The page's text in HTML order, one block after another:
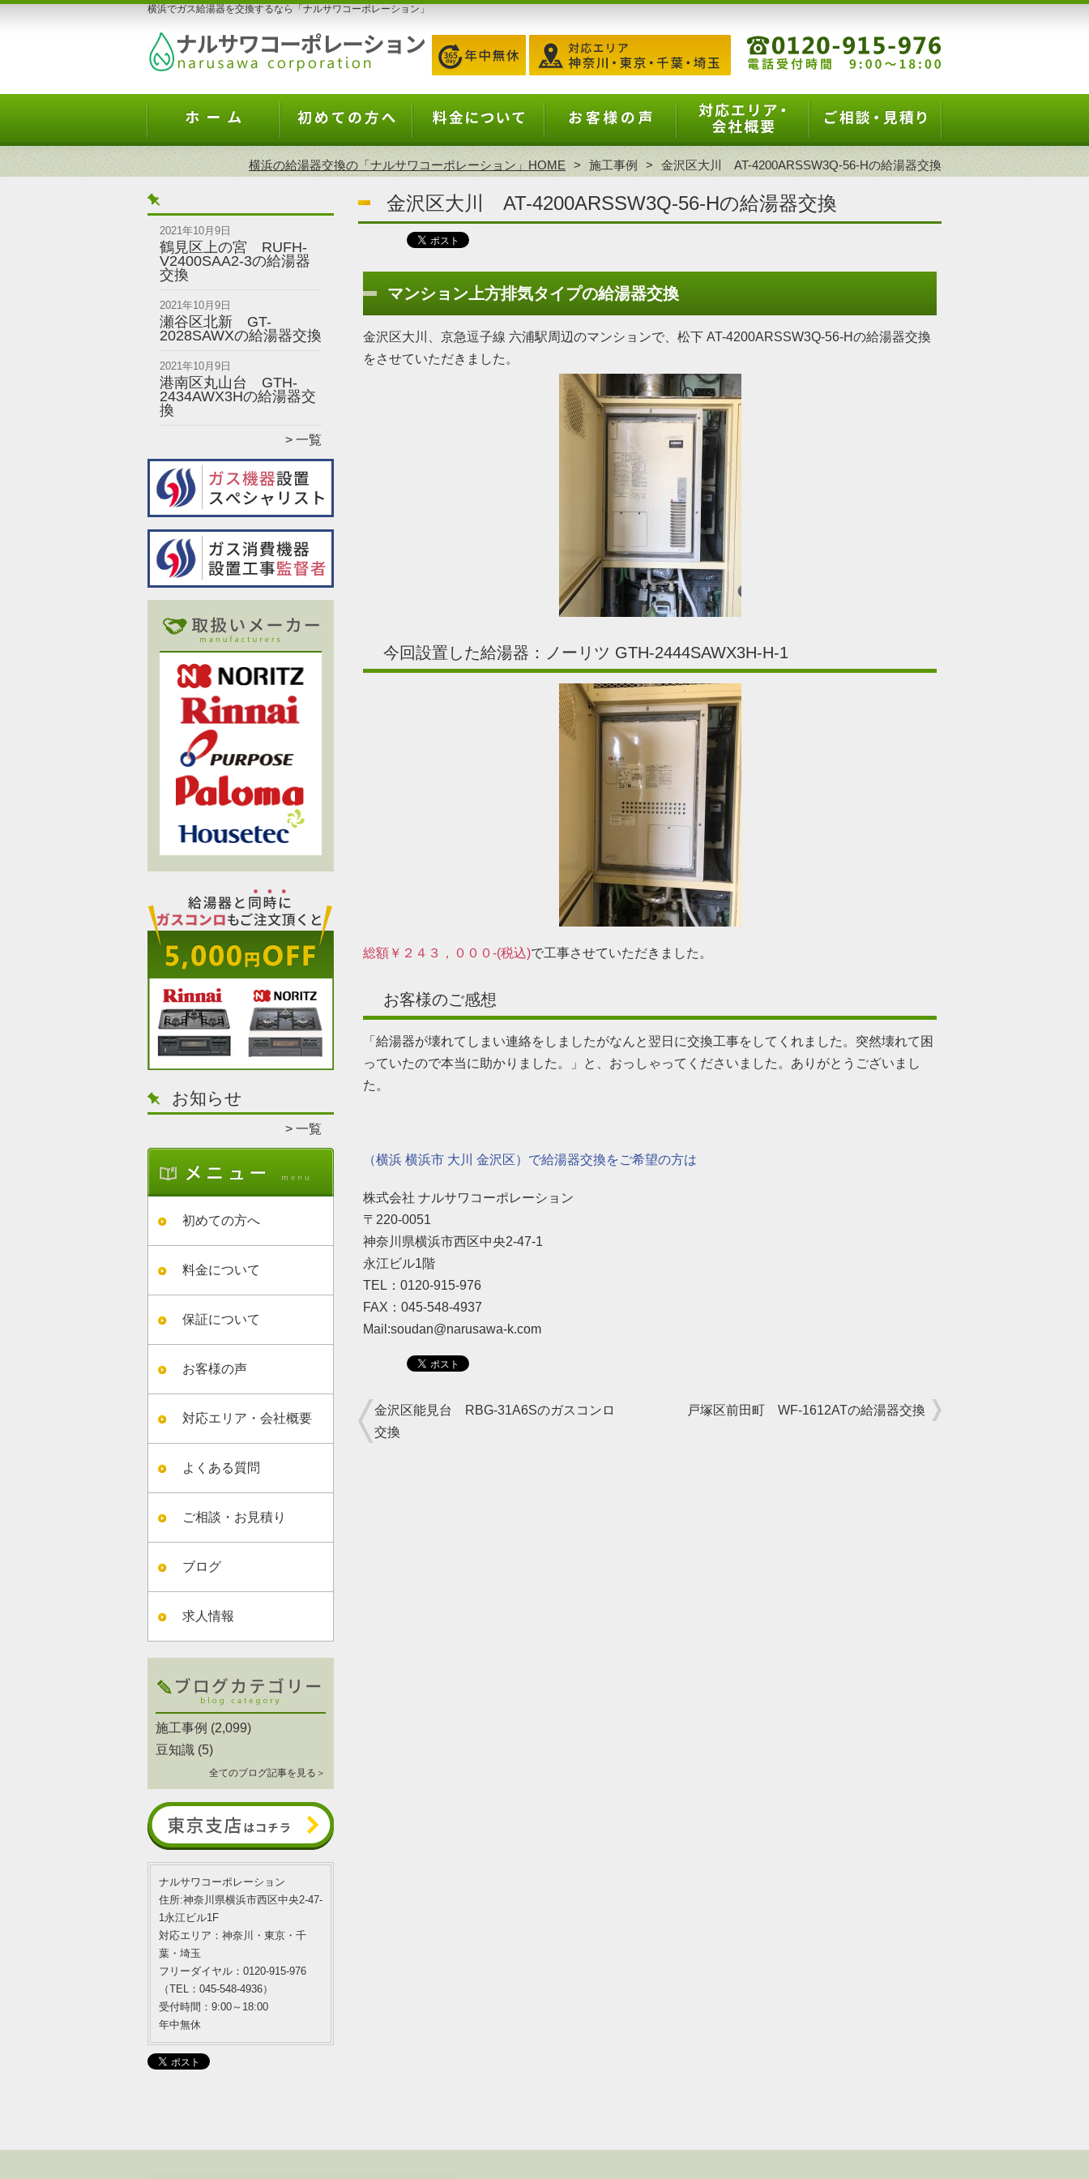
横浜でガス給湯器を交換するなら「ナルサワコーポレーション」
横浜の給湯器交換の「ナルサワコーポレーション」HOME 施工事例 金沢区大川 AT-4200ARSSW3Q-56-Hの給湯器交換
2021年10月9日
鶴見区上の宮 RUFH-
V2400SAA2-3の給湯器
交換
2021年10月9日
瀬谷区北新 GT-
2028SAWXの給湯器交換
2021年10月9日
港南区丸山台 GTH-
2434AWX3Hの給湯器交
換
一覧
お知らせ
一覧
初めての方へ
料金について
保証について
お客様の声
対応エリア・会社概要
よくある質問
ご相談・お見積り
ブログ
求人情報
施工事例 (2,099)
豆知識 (5)
全てのブログ記事を見る＞
ナルサワコーポレーション
住所:神奈川県横浜市西区中央2-47-
1永江ビル1F
対応エリア：神奈川・東京・千
葉・埼玉
フリーダイヤル：0120-915-976
（TEL：045-548-4936）
受付時間：9:00～18:00
年中無休
金沢区大川 AT-4200ARSSW3Q-56-Hの給湯器交換
マンション上方排気タイプの給湯器交換
金沢区大川、京急逗子線 六浦駅周辺のマンションで、松下 AT-4200ARSSW3Q-56-Hの給湯器交換
をさせていただきました。
今回設置した給湯器：ノーリツ GTH-2444SAWX3H-H-1
総額￥２４３，０００-(税込)で工事させていただきました。
お客様のご感想
「給湯器が壊れてしまい連絡をしましたがなんと翌日に交換工事をしてくれました。突然壊れて困
っていたので本当に助かりました。」と、おっしゃってくださいました。ありがとうございまし
た。
（横浜 横浜市 大川 金沢区）で給湯器交換をご希望の方は
株式会社 ナルサワコーポレーション
〒220-0051
神奈川県横浜市西区中央2-47-1
永江ビル1階
TEL：0120-915-976
FAX：045-548-4937
Mail:soudan@narusawa-k.com
金沢区能見台 RBG-31A6Sのガスコンロ
交換
戸塚区前田町 WF-1612ATの給湯器交換